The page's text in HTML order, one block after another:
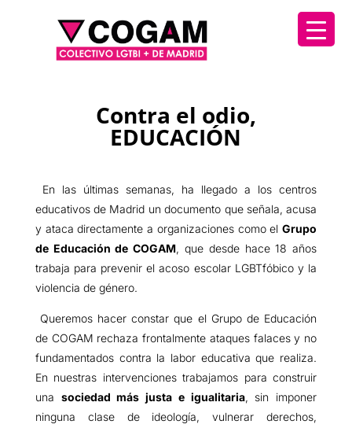
Contra el odio,
EDUCACIÓN
En las últimas semanas, ha llegado a los centros
educativos de Madrid un documento que señala, acusa
y ataca directamente a organizaciones como elGrupo
de Educación de COGAM, que desde hace 18 años
trabaja para prevenir el acoso escolar LGBTfóbico y la
violencia de género.
Queremos hacer constar que el Grupo de Educación
de COGAM rechaza frontalmente ataques falaces y no
fundamentados contra la labor educativa que realiza.
En nuestras intervenciones trabajamos para construir
una sociedad más justa e igualitaria, sin imponer
ninguna clase de ideología, vulnerar derechos,